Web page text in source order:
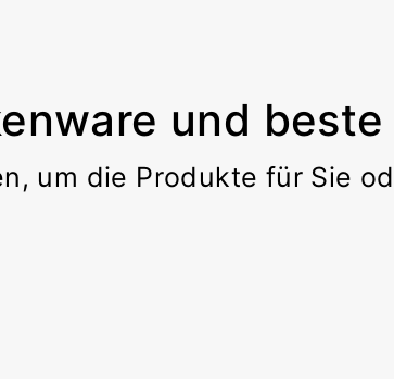
und
um die Produkte für Sie